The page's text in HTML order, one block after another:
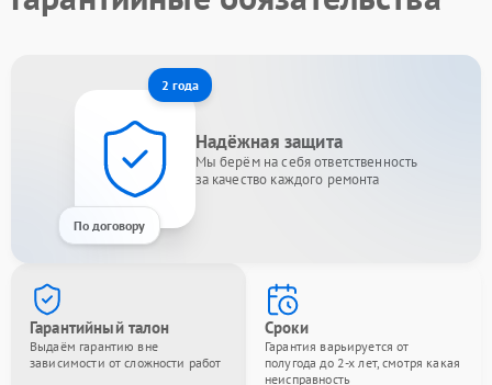
2 года
По договору
Надёжная защита
Мы берём на себя ответственность
за качество каждого ремонта
Гарантийный талон
Выдаём гарантию вне
зависимости от сложности работ
Сроки
Гарантия варьируется от
полугода до 2-х лет, смотря какая
неисправность